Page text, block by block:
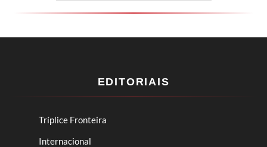
EDITORIAIS
Tríplice Fronteira
Internacional